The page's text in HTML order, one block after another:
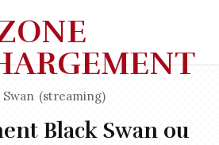
Swan (streaming)
Black Swan ou